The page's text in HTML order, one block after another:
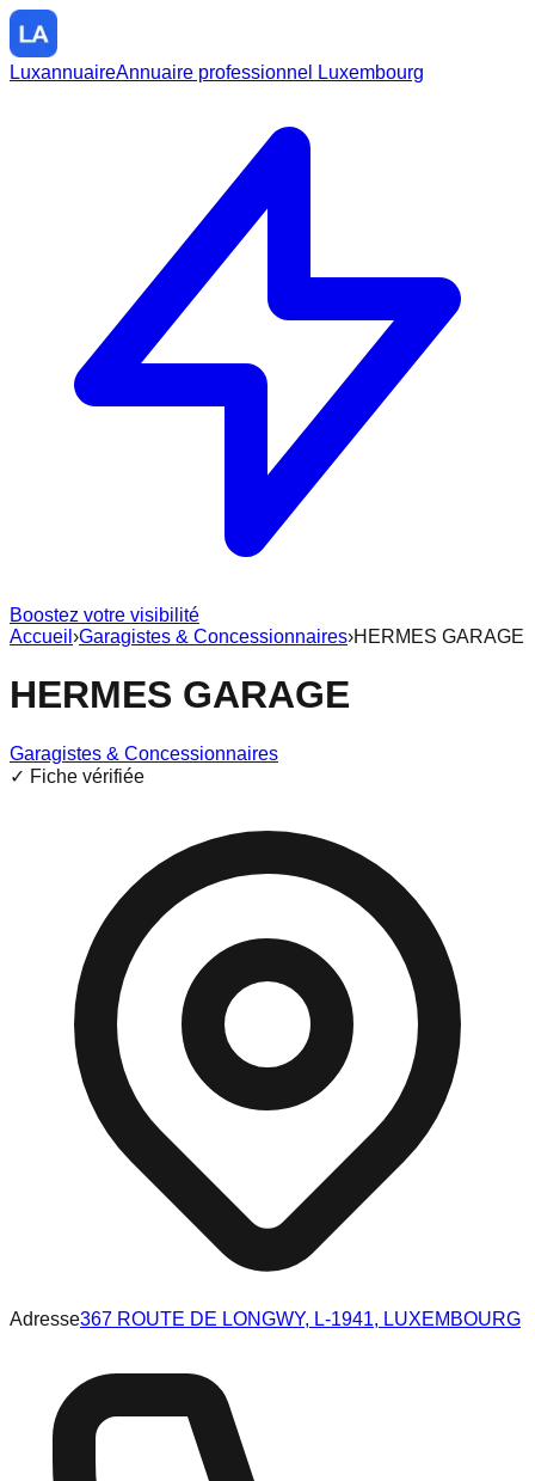
LuxannuaireAnnuaire professionnel Luxembourg
Boostez votre visibilité
Accueil ›Garagistes & Concessionnaires›HERMES GARAGE
HERMES GARAGE
Garagistes & Concessionnaires
✓ Fiche vérifiée
Adresse367 ROUTE DE LONGWY, L-1941, LUXEMBOURG